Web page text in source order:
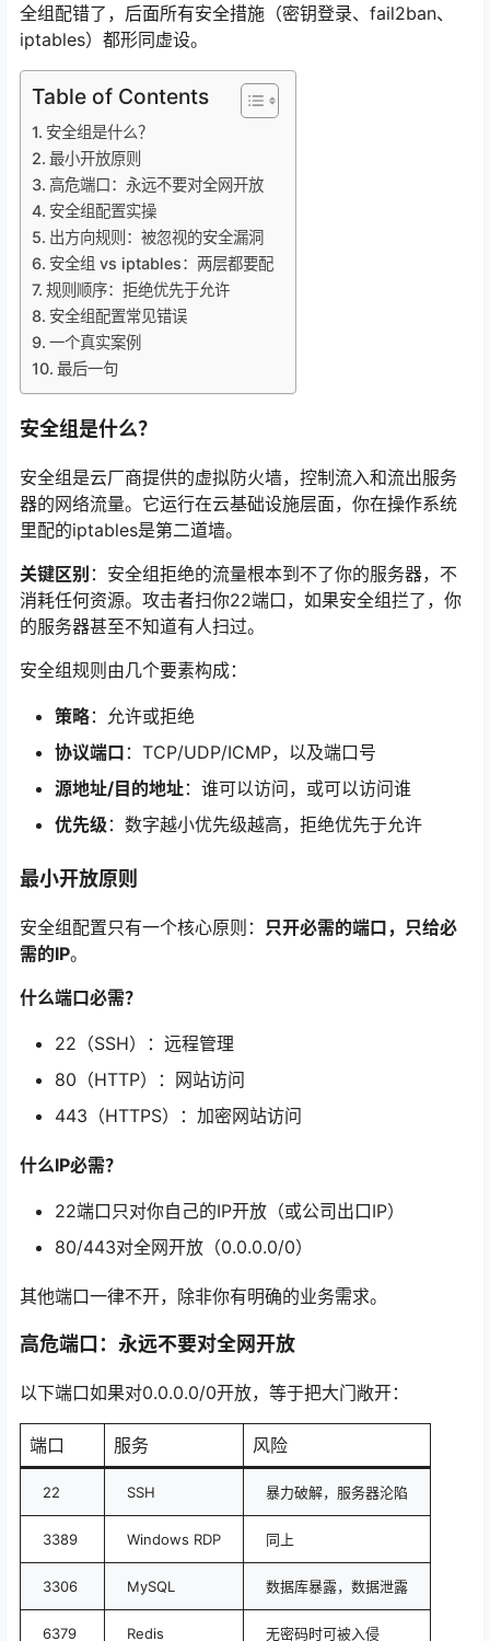
全组配错了，后面所有安全措施（密钥登录、fail2ban、
iptables）都形同虚设。
Table of Contents
安全组是什么？
最小开放原则
高危端口：永远不要对全网开放
安全组配置实操
出方向规则：被忽视的安全漏洞
安全组 vs iptables：两层都要配
规则顺序：拒绝优先于允许
安全组配置常见错误
一个真实案例
最后一句
安全组是什么？
安全组是云厂商提供的虚拟防火墙，控制流入和流出服务
器的网络流量。它运行在云基础设施层面，你在操作系统
里配的iptables是第二道墙。
关键区别 ：安全组拒绝的流量根本到不了你的服务器，不
消耗任何资源。攻击者扫你22端口，如果安全组拦了，你
的服务器甚至不知道有人扫过。
安全组规则由几个要素构成：
策略：允许或拒绝
协议端口 ：TCP/UDP/ICMP，以及端口号
源地址/目的地址：谁可以访问，或可以访问谁
优先级 ：数字越小优先级越高，拒绝优先于允许
最小开放原则
安全组配置只有一个核心原则： 只开必需的端口，只给必
需的IP。
什么端口必需？
22（SSH）：远程管理
80（HTTP）：网站访问
443（HTTPS）：加密网站访问
什么IP必需？
22端口只对你自己的IP开放（或公司出口IP）
80/443对全网开放（0.0.0.0/0）
其他端口一律不开，除非你有明确的业务需求。
高危端口：永远不要对全网开放
以下端口如果对0.0.0.0/0开放，等于把大门敞开：
端口 服务 风险
22 SSH 暴力破解，服务器沦陷
3389 Windows RDP 同上
3306 MySQL 数据库暴露，数据泄露
6379 Redis 无密码时可被入侵